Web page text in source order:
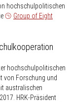
hochschulpolitischen
Group of Eight
hochschulpolitischen
von Forschung und
australischen
HRK-Präsident